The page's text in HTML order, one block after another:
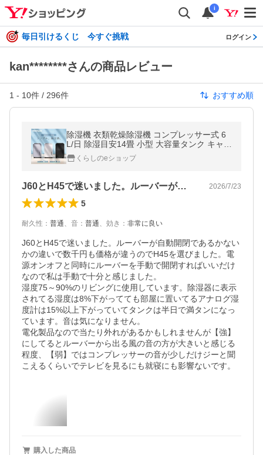
i
毎日引けるくじ 今すぐ挑戦 ログイン
kan********さんの商品レビュー
1 - 10件 / 296件 おすすめ順
除湿機 衣類乾燥除湿機 コンプレッサー式 6
L/日 除湿目安14畳 小型 大容量タンク キャス
ター EBDC-H45 除湿器 除湿乾燥機 衣類乾燥
部屋干し 山善
くらしのeショップ
J60とH45で迷いました。ルーバーが… 2026/7/23
5
耐久性 ： 普通、 音 ： 普通、 効き ： 非常に良い
J60とH45で迷いました。ルーバーが自動開閉であるかない
かの違いで数千円も価格が違うのでH45を選びました。電
源オンオフと同時にルーバーを手動で開閉すればいいだけ
なので私は手動で十分と感じました。
湿度75～90%のリビングに使用しています。除湿器に表示
されてる湿度は8%下がってても部屋に置いてるアナログ湿
度計は15%以上下がっていてタンクは半日で満タンになっ
ています。音は気になりません。
電化製品なので当たり外れがあるかもしれませんが【強】
にしてるとルーバーから出る風の音の方が大きいと感じる
程度、【弱】ではコンプレッサーの音が少しだけジーと聞
こえるくらいでテレビを見るにも就寝にも影響ないです。
購入した商品